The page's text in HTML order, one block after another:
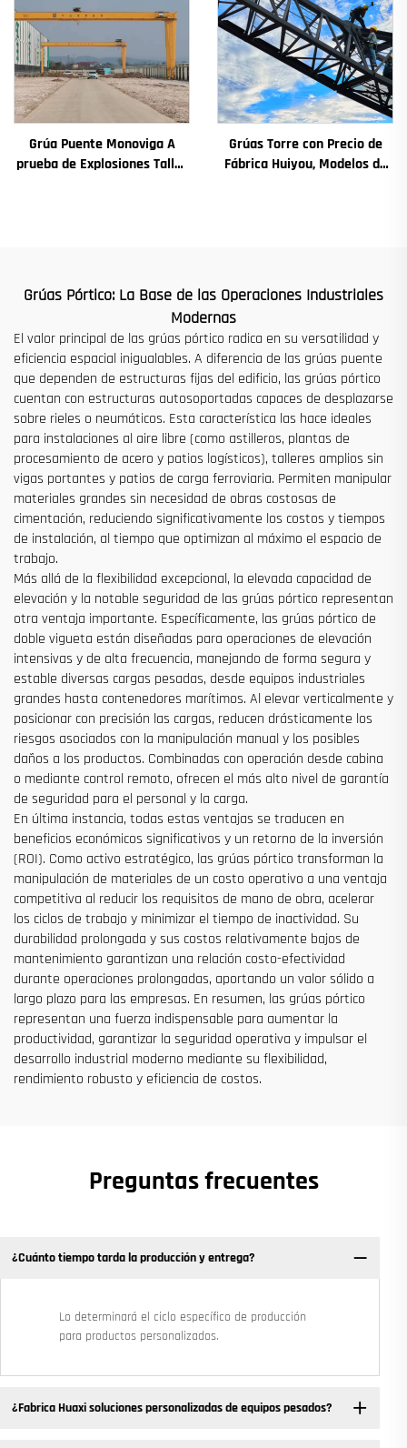
Grúa Puente Monoviga A
prueba de Explosiones Taller
Grúas Torre con Precio de
Fábrica Huiyou, Modelos de
Grúas Pórtico: La Base de las Operaciones Industriales
Modernas
El valor principal de las grúas pórtico radica en su versatilidad y
eficiencia espacial inigualables. A diferencia de las grúas puente
que dependen de estructuras fijas del edificio, las grúas pórtico
cuentan con estructuras autosoportadas capaces de desplazarse
sobre rieles o neumáticos. Esta característica las hace ideales
para instalaciones al aire libre (como astilleros, plantas de
procesamiento de acero y patios logísticos), talleres amplios sin
vigas portantes y patios de carga ferroviaria. Permiten manipular
materiales grandes sin necesidad de obras costosas de
cimentación, reduciendo significativamente los costos y tiempos
de instalación, al tiempo que optimizan al máximo el espacio de
trabajo.
Más allá de la flexibilidad excepcional, la elevada capacidad de
elevación y la notable seguridad de las grúas pórtico representan
otra ventaja importante. Específicamente, las grúas pórtico de
doble vigueta están diseñadas para operaciones de elevación
intensivas y de alta frecuencia, manejando de forma segura y
estable diversas cargas pesadas, desde equipos industriales
grandes hasta contenedores marítimos. Al elevar verticalmente y
posicionar con precisión las cargas, reducen drásticamente los
riesgos asociados con la manipulación manual y los posibles
daños a los productos. Combinadas con operación desde cabina
o mediante control remoto, ofrecen el más alto nivel de garantía
de seguridad para el personal y la carga.
En última instancia, todas estas ventajas se traducen en
beneficios económicos significativos y un retorno de la inversión
(ROI). Como activo estratégico, las grúas pórtico transforman la
manipulación de materiales de un costo operativo a una ventaja
competitiva al reducir los requisitos de mano de obra, acelerar
los ciclos de trabajo y minimizar el tiempo de inactividad. Su
durabilidad prolongada y sus costos relativamente bajos de
mantenimiento garantizan una relación costo-efectividad
durante operaciones prolongadas, aportando un valor sólido a
largo plazo para las empresas. En resumen, las grúas pórtico
representan una fuerza indispensable para aumentar la
productividad, garantizar la seguridad operativa y impulsar el
desarrollo industrial moderno mediante su flexibilidad,
rendimiento robusto y eficiencia de costos.
Preguntas frecuentes
¿Cuánto tiempo tarda la producción y entrega?
Lo determinará el ciclo específico de producción
para productos personalizados.
¿Fabrica Huaxi soluciones personalizadas de equipos pesados?